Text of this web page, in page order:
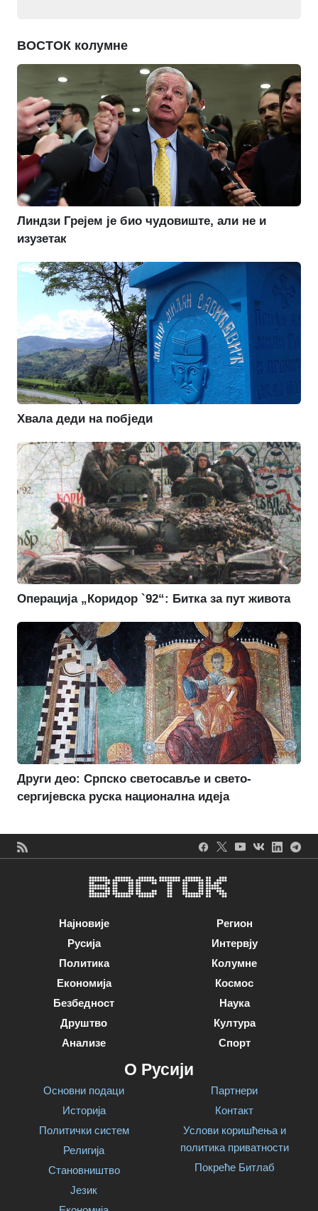
ВОСТОК колумне
Линдзи Грејем је био чудовиште, али не и
изузетак
Хвала деди на побједи
Операција „Коридор `92“: Битка за пут живота
Други део: Српско светосавље и свето-
сергијевска руска национална идеја
Најновије
Русија
Политика
Економија
Безбедност
Друштво
Анализе
Регион
Интервју
Колумне
Космос
Наука
Култура
Спорт
О Русији
Основни подаци
Историја
Политички систем
Религија
Становништво
Језик
Партнери
Контакт
Услови коришћења и
политика приватности
Покреће Битлаб